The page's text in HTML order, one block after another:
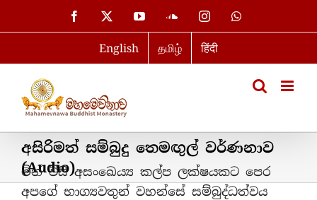
to
Facebook YouTubeSoundCloud
InstagramWhatsApp
English தமிழ் हिंदी
අසිරිමත් සම්බුදු ‌තෙමඟුල් වර්ණනාව
(Audio)
මින් විසි අසංඛෙය්‍ය කල්ප ලක්ෂයකට පෙර
අපගේ භාග්‍යවතුන් වහන්සේ සම්බුද්ධත්වය